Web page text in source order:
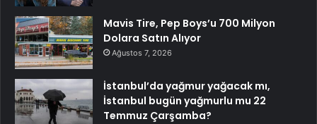
Mavis Tire, Pep Boys’u 700 Milyon
Dolara Satın Alıyor
Ağustos 7, 2026
İstanbul’da yağmur yağacak mı,
İstanbul bugün yağmurlu mu 22
Temmuz Çarşamba?